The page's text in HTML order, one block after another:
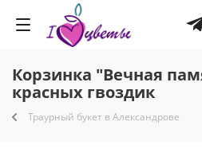
Корзинка "Вечная
красных гвоздик
Траурный букет в Александрове